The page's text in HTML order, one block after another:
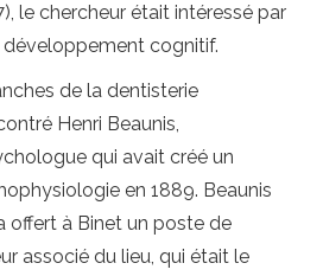
le chercheur était intéressé par
développement cognitif.
de la dentisterie
Henri Beaunis,
qui avait créé un
en 1889. Beaunis
offert à Binet un poste de
associé du lieu, qui était le